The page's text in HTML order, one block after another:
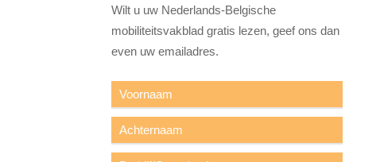
Wilt u uw Nederlands-Belgische
mobiliteitsvakblad gratis lezen, geef ons dan
even uw emailadres.